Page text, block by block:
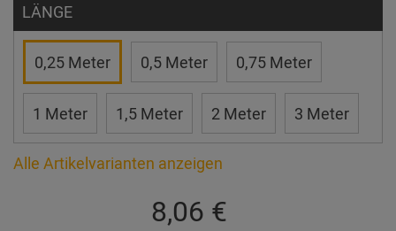
LÄNGE
0,25 Meter 0,5 Meter 0,75 Meter
1 Meter 1,5 Meter 2 Meter 3 Meter
Alle Artikelvarianten anzeigen
8,06 €